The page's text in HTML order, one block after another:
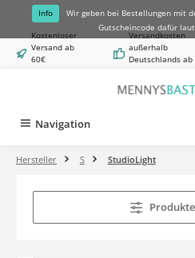
springen
Info Wir geben bei Bestellungen mit
Gutscheincode dafür
Kostenloser
Versand ab
60€
Versandkosten
außerhalb
Deutschlands ab
Navigation
Hersteller S StudioLight